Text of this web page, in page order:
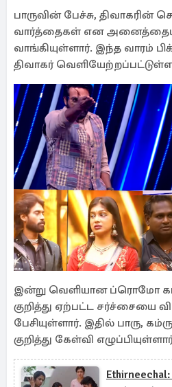
பாருவின் பேச்சு, திவாகரின்
வார்த்தைகள் என
வாங்கியுள்ளார். இந்த வாரம்
திவாகர்
இன்று வெளியான ப்ரொமோ
குறித்து ஏற்பட்ட சர்ச்சையை
பேசியுள்ளார். இதில் பாரு,
குறித்து கேள்வி